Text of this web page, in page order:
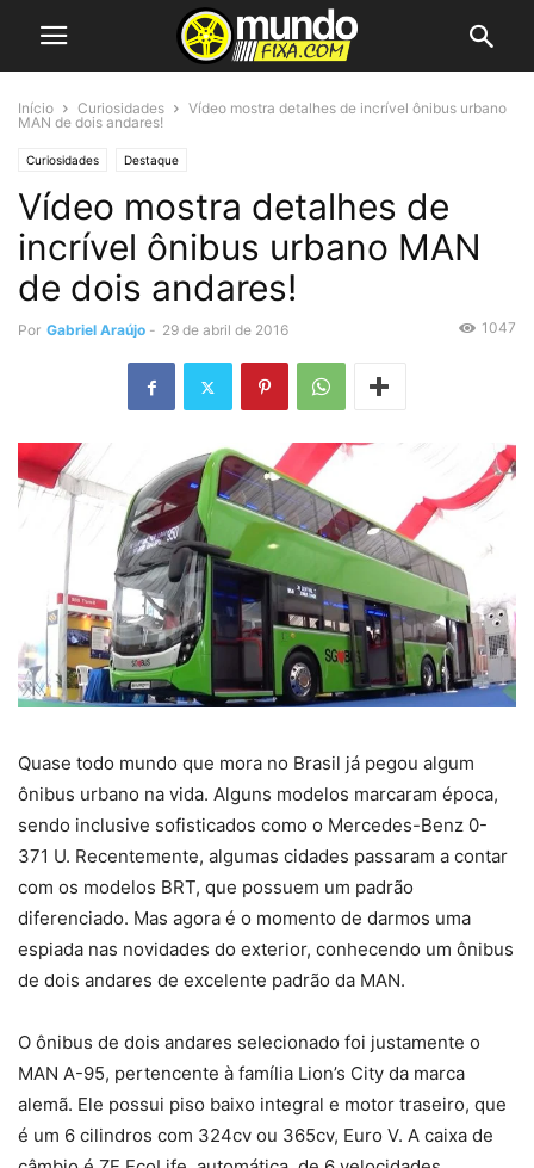
Início Curiosidades
Vídeo mostra detalhes de incrível ônibus urbano
MAN de dois andares!
Curiosidades Destaque
Vídeo mostra detalhes de
incrível ônibus urbano MAN
de dois andares!
Por Gabriel Araújo - 29 de abril de 2016 1047
Quase todo mundo que mora no Brasil já pegou algum
ônibus urbano na vida. Alguns modelos marcaram época,
sendo inclusive sofisticados como o Mercedes-Benz 0-
371 U. Recentemente, algumas cidades passaram a contar
com os modelos BRT, que possuem um padrão
diferenciado. Mas agora é o momento de darmos uma
espiada nas novidades do exterior, conhecendo um ônibus
de dois andares de excelente padrão da MAN.
O ônibus de dois andares selecionado foi justamente o
MAN A-95, pertencente à família Lion’s City da marca
alemã. Ele possui piso baixo integral e motor traseiro, que
é um 6 cilindros com 324cv ou 365cv, Euro V. A caixa de